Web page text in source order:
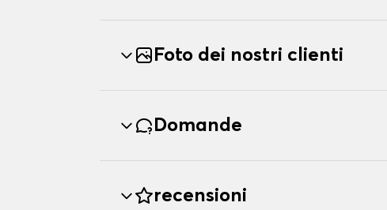
Foto dei nostri clienti
Domande
recensioni